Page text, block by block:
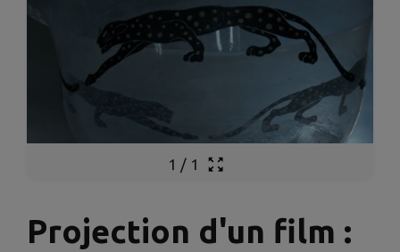
1 / 1
Projection d'un film :